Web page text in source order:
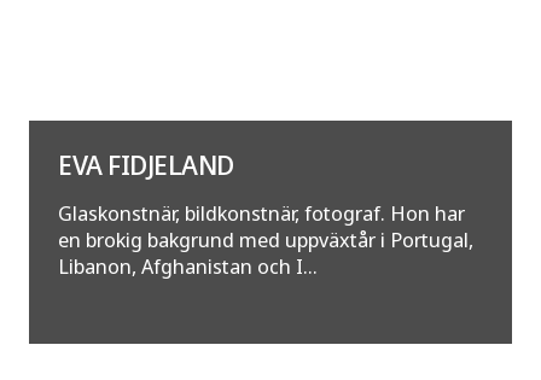
EVA FIDJELAND
Glaskonstnär, bildkonstnär, fotograf. Hon har
en brokig bakgrund med uppväxtår i Portugal,
Libanon, Afghanistan och I...